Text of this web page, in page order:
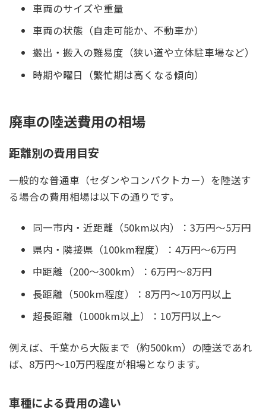
車両のサイズや重量
車両の状態（自走可能か、不動車か）
搬出・搬入の難易度（狭い道や立体駐車場など）
時期や曜日（繁忙期は高くなる傾向）
廃車の陸送費用の相場
距離別の費用目安
一般的な普通車（セダンやコンパクトカー）を陸送す
る場合の費用相場は以下の通りです。
同一市内・近距離（50km以内）：3万円〜5万円
県内・隣接県（100km程度）：4万円〜6万円
中距離（200〜300km）：6万円〜8万円
長距離（500km程度）：8万円〜10万円以上
超長距離（1000km以上）：10万円以上～
例えば、千葉から大阪まで（約500km）の陸送であれ
ば、8万円〜10万円程度が相場となります。
車種による費用の違い